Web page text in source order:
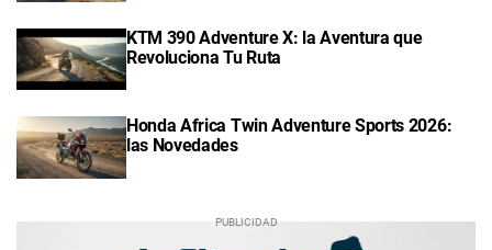
KTM 390 Adventure X: la Aventura que
Revoluciona Tu Ruta
Honda Africa Twin Adventure Sports 2026:
las Novedades